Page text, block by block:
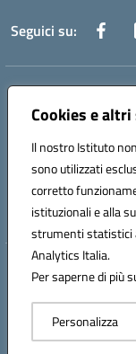
Cookies e
Il nostro Istituto
sono utilizzati
corretto
istituzionali e alla
strumenti statistici
Analytics Italia.
Per saperne di più
Personalizza
Seguici su:
Indirizzo:
Centralino:
Codice fiscale:
Codice meccanografico:
Codice Indice delle